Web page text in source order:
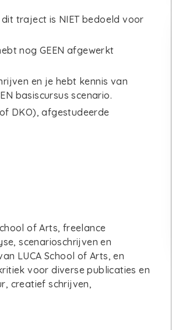
traject is NIET bedoeld voor
nog GEEN afgewerkt
en je hebt kennis van
basiscursus scenario.
DKO), afgestudeerde
of Arts, freelance
scenarioschrijven en
LUCA School of Arts, en
voor diverse publicaties en
creatief schrijven,